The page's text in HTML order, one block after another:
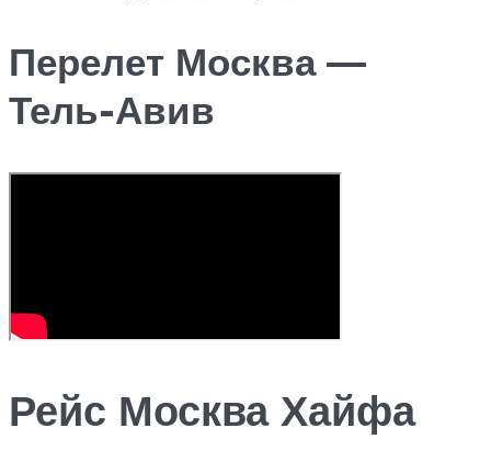
Перелет Москва —
Тель-Авив
Рейс Москва Хайфа